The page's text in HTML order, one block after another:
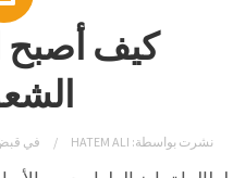
كيف أصبح
نشرت بواسطة: HATEM ALI في